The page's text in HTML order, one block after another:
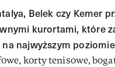
Belek czy Kemer
kurortami, które
na najwyższym poziomie
korty tenisowe,